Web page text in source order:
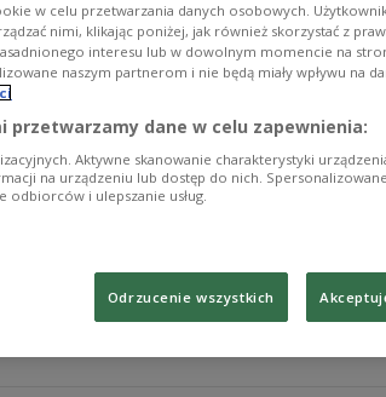
Stippa i Tadeusz
że dzisiaj ocalającym byłoby mówienie
, kilkunastu wersów. I to proponował
Stippa, który 29 marca zadebiutuje w
temat: Małgorzata Szymankiewicz Dwójka
publiczna TVP Kultura TVP KULTURA
w celu przetwarzania danych osobowych.
nimi, klikając poniżej, jak również skorzystać z
interesu lub w dowolnym momencie na
naszym partnerom i nie będą miały wpływu na
przetwarzamy dane w celu zapewnienia:
Aktywne skanowanie charakterystyki
na urządzeniu lub dostęp do nich.
odbiorców i ulepszanie usług.
Odrzucenie wszystkich